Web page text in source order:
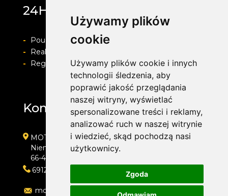
Używamy plików
cookie
Używamy plików cookie i innych
technologii śledzenia, aby
poprawić jakość przeglądania
naszej witryny, wyświetlać
spersonalizowane treści i reklamy,
analizować ruch w naszej witrynie
i wiedzieć, skąd pochodzą nasi
użytkownicy.
Zgoda
24H
-
Pouczenie o prawie do odstapienia od umowy
-
Realizacja zamówienia i formy płatności
-
Regulamin i Polityka prywatności
Kontakt
MOTOLAB WULKANIZACJA 24H
Niemcewicza 39
66-400 Gorzów Wielkopolski
691204767
motolab@onet.pl